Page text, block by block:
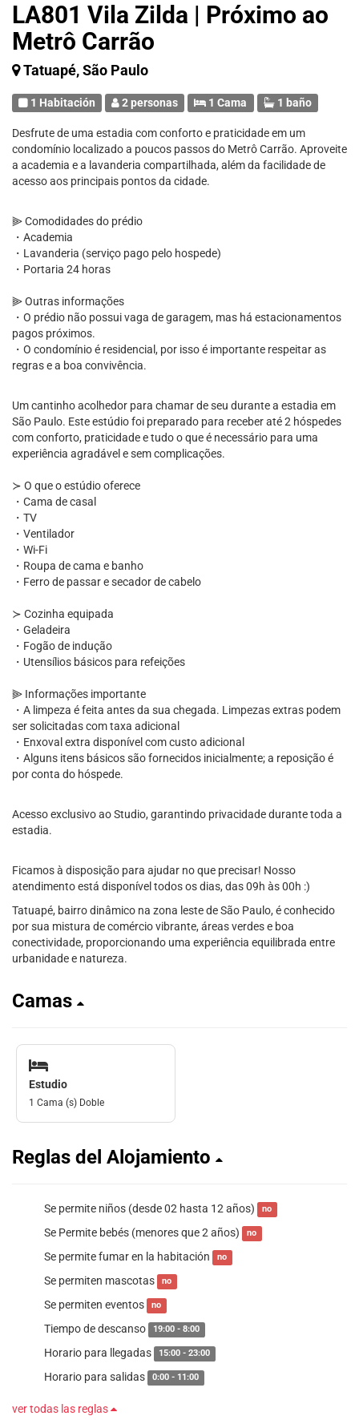
LA801 Vila Zilda | Próximo ao
Metrô Carrão
Tatuapé, São Paulo
1 Habitación 2 personas 1 Cama 1 baño
Desfrute de uma estadia com conforto e praticidade em um
condomínio localizado a poucos passos do Metrô Carrão. Aproveite
a academia e a lavanderia compartilhada, além da facilidade de
acesso aos principais pontos da cidade.
⫸ Comodidades do prédio
・Academia
・Lavanderia (serviço pago pelo hospede)
・Portaria 24 horas
⫸ Outras informações
・O prédio não possui vaga de garagem, mas há estacionamentos
pagos próximos.
・O condomínio é residencial, por isso é importante respeitar as
regras e a boa convivência.
Um cantinho acolhedor para chamar de seu durante a estadia em
São Paulo. Este estúdio foi preparado para receber até 2 hóspedes
com conforto, praticidade e tudo o que é necessário para uma
experiência agradável e sem complicações.
≻ O que o estúdio oferece
・Cama de casal
・TV
・Ventilador
・Wi-Fi
・Roupa de cama e banho
・Ferro de passar e secador de cabelo
≻ Cozinha equipada
・Geladeira
・Fogão de indução
・Utensílios básicos para refeições
⫸ Informações importante
・A limpeza é feita antes da sua chegada. Limpezas extras podem
ser solicitadas com taxa adicional
・Enxoval extra disponível com custo adicional
・Alguns itens básicos são fornecidos inicialmente; a reposição é
por conta do hóspede.
Acesso exclusivo ao Studio, garantindo privacidade durante toda a
estadia.
Ficamos à disposição para ajudar no que precisar! Nosso
atendimento está disponível todos os dias, das 09h às 00h :)
Tatuapé, bairro dinâmico na zona leste de São Paulo, é conhecido
por sua mistura de comércio vibrante, áreas verdes e boa
conectividade, proporcionando uma experiência equilibrada entre
urbanidade e natureza.
Camas
Estudio
1 Cama (s) Doble
Reglas del Alojamiento
Se permite niños (desde 02 hasta 12 años) no
Se Permite bebés (menores que 2 años) no
Se permite fumar en la habitación no
Se permiten mascotas no
Se permiten eventos no
Tiempo de descanso 19:00 - 8:00
Horario para llegadas 15:00 - 23:00
Horario para salidas 0:00 - 11:00
ver todas las reglas